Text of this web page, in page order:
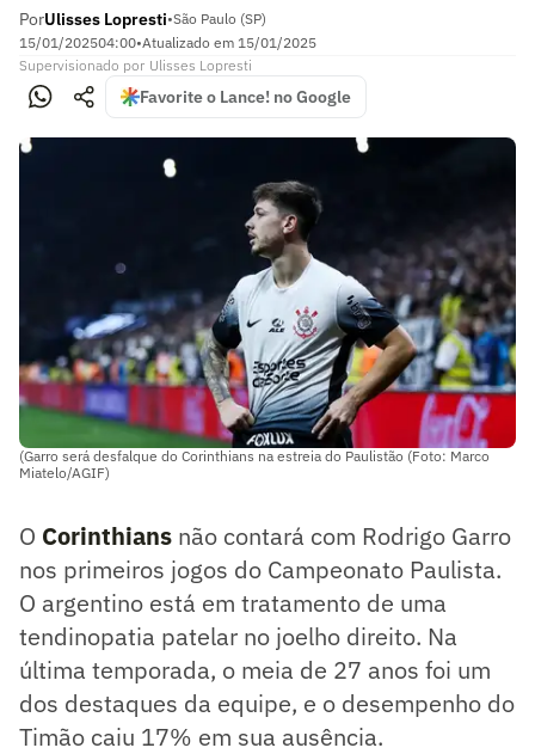
PorUlisses Lopresti•São Paulo (SP)
15/01/202504:00•Atualizado em 15/01/2025
Supervisionado por Ulisses Lopresti
Favorite o Lance! no Google
(Garro será desfalque do Corinthians na estreia do Paulistão (Foto: Marco
Miatelo/AGIF)
O Corinthians não contará com Rodrigo Garro
nos primeiros jogos do Campeonato Paulista.
O argentino está em tratamento de uma
tendinopatia patelar no joelho direito. Na
última temporada, o meia de 27 anos foi um
dos destaques da equipe, e o desempenho do
Timão caiu 17% em sua ausência.